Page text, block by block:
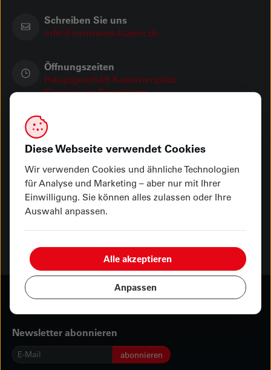
Schreiben Sie uns
info@vonmoos-luzern.ch
Öffnungszeiten
Hauptgeschäft Kasernenplatz
Showroom Seetalplatz
Ihre Zahlungsmöglichkeiten
Abholung oder Lieferung
Newsletter abonnieren
E-
abonnieren
Diese Webseite verwendet Cookies
Wir verwenden Cookies und ähnliche Technologien
für Analyse und Marketing – aber nur mit Ihrer
Einwilligung. Sie können alles zulassen oder Ihre
Auswahl anpassen.
Anpassen
Alle akzeptieren